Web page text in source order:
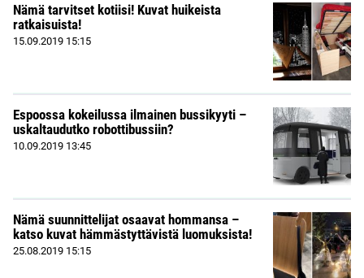
Nämä tarvitset kotiisi! Kuvat huikeista
ratkaisuista!
15.09.2019 15:15
Espoossa kokeilussa ilmainen bussikyyti –
uskaltaudutko robottibussiin?
10.09.2019 13:45
Nämä suunnittelijat osaavat hommansa –
katso kuvat hämmästyttävistä luomuksista!
25.08.2019 15:15